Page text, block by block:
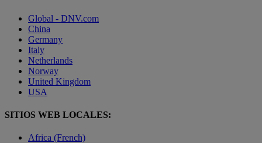
Global - DNV.com
China
Germany
Italy
Netherlands
Norway
United Kingdom
USA
SITIOS WEB LOCALES:
Africa (French)